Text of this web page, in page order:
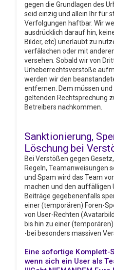
gegen die Grundlagen des
seid einzig und allein Ihr für
Verfolgungen haftbar. Wir
ausdrücklich darauf hin,
Bilder, etc) unerlaubt zu
verfälschen oder mit
versehen. Sobald wir von
Urheberrechtsverstöße
werden wir den
entfernen. Dem müssen
geltenden Rechtsprechung
Betreibers nachkommen.
Sanktionierung,
Löschung bei
Bei Verstößen gegen
Regeln, Teamanweisungen
und Spam wird das Team
machen und den auffälligen
Beiträge gegebenenfalls
einer (temporären) Foren-
von User-Rechten
bis hin zu einer
-bei besonders massiven
Eine sofortige Komplett-
wenn sich ein User als